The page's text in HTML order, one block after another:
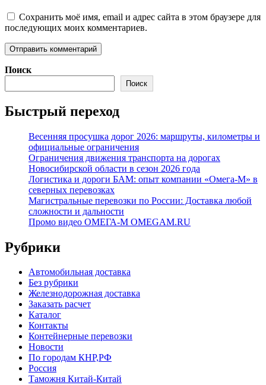
Сохранить моё имя, email и адрес сайта в этом браузере для
последующих моих комментариев.
Поиск
Поиск
Быстрый переход
Весенняя просушка дорог 2026: маршруты, километры и
официальные ограничения
Ограничения движения транспорта на дорогах
Новосибирской области в сезон 2026 года
Логистика и дороги БАМ: опыт компании «Омега-М» в
северных перевозках
Магистральные перевозки по России: Доставка любой
сложности и дальности
Промо видео ОМЕГА-М OMEGAM.RU
Рубрики
Автомобильная доставка
Без рубрики
Железнодорожная доставка
Заказать расчет
Каталог
Контакты
Контейнерные перевозки
Новости
По городам КНР,РФ
Россия
Таможня Китай-Китай